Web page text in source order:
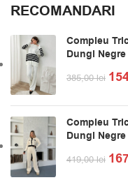
RECOMANDARI
Compleu
Dungi Negre
385,00lei
Compleu
Dungi Negre
419,00lei